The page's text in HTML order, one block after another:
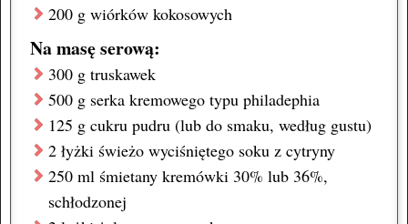
200 g wiórków kokosowych
Na masę serową:
300 g truskawek
500 g serka kremowego typu philadephia
125 g cukru pudru (lub do smaku, według gustu)
2 łyżki świeżo wyciśniętego soku z cytryny
250 ml śmietany kremówki 30% lub 36%,
schłodzonej